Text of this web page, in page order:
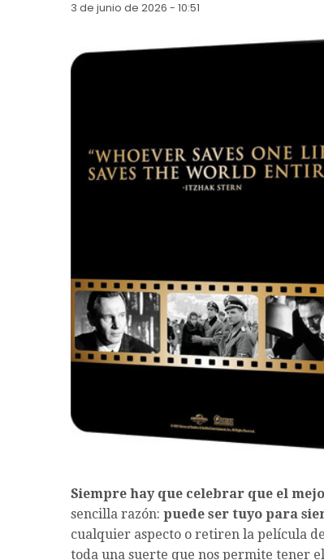
3 de junio de 2026 - 10:51
Siempre hay que celebrar que el
sencilla razón: puede ser tuyo para
cualquier aspecto o retiren la película
toda una suerte que nos permite tener